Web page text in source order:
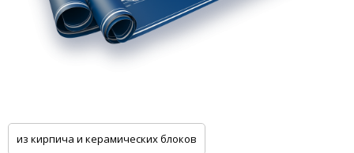
из кирпича и керамических блоков